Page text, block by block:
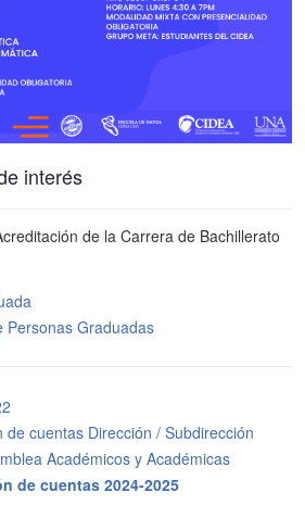
interés
de la Carrera de Bachillerato
Personas Graduadas
cuentas Dirección / Subdirección
Académicos y Académicas
de cuentas 2024-2025